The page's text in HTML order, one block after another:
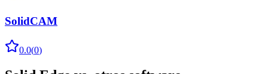
SolidCAM
0.0(0)